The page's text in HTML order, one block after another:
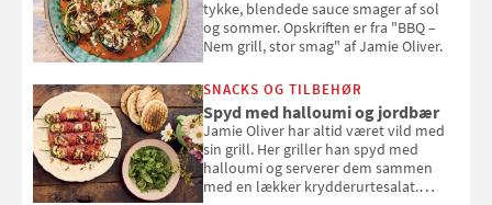
tykke, blendede sauce smager af sol
og sommer. Opskriften er fra "BBQ –
Nem grill, stor smag" af Jamie Oliver.
SNACKS OG TILBEHØR
Spyd med halloumi og jordbær
Jamie Oliver har altid været vild med
sin grill. Her griller han spyd med
halloumi og serverer dem sammen
med en lækker krydderurtesalat.